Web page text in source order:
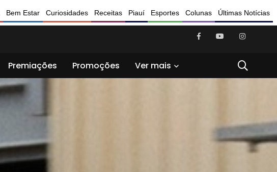
Bem Estar Curiosidades Receitas Piauí Esportes Colunas Últimas Notícias
Premiações Promoções Ver mais